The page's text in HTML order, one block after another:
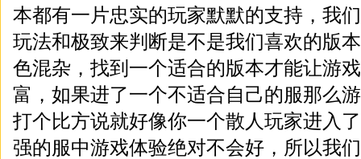
本都有一片忠实的玩家默默的支持，我
玩法和极致来判断是不是我们喜欢的版
色混杂，找到一个适合的版本才能让游
富，如果进了一个不适合自己的服那么
打个比方说就好像你一个散人玩家进入
强的服中游戏体验绝对不会好，所以我